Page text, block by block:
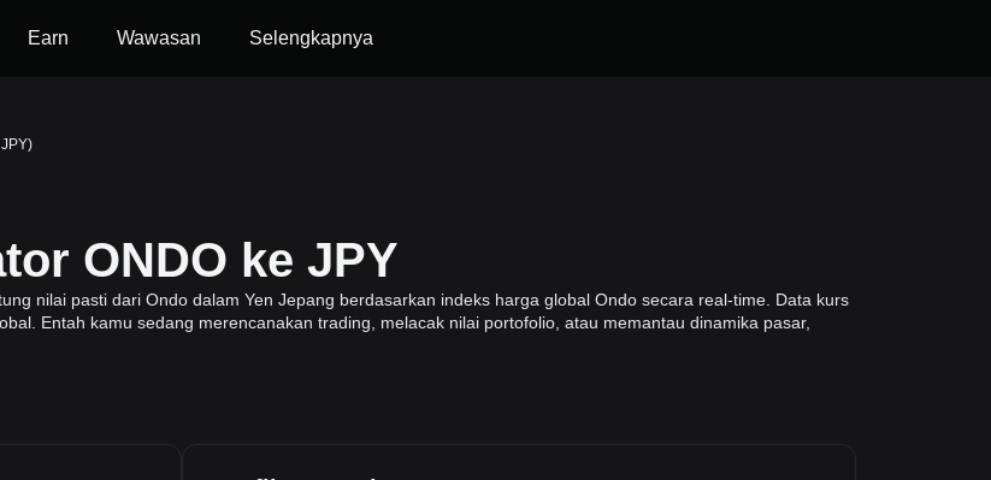
Earn Wawasan Selengkapnya
ONDO ke JPY
nilai pasti dari Ondo dalam Yen Jepang berdasarkan indeks harga global Ondo secara real-time. Data kurs
Entah kamu sedang merencanakan trading, melacak nilai portofolio, atau memantau dinamika pasar,